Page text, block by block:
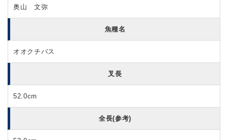
奥山 文弥
魚種名
オオクチバス
叉長
52.0cm
全長(参考)